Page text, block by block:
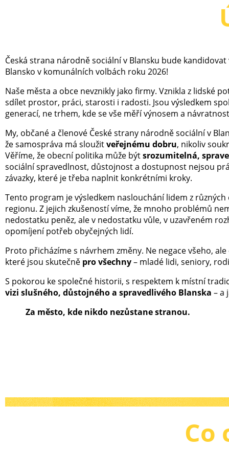
Česká strana národně sociální v Blansku bude kandidovat
Blansko v komunálních volbách roku 2026!
Naše města a obce nevznikly jako firmy. Vznikla z lidské
sdílet prostor, práci, starosti i radosti. Jsou výsledkem
generací, ne trhem, kde se vše měří výnosem a
My, občané a členové České strany národně sociální v
že samospráva má sloužitveřejnému dobru, nikoliv
Věříme, že obecní politika může býtsrozumitelná,
sociální spravedlnost, důstojnost a dostupnost nejsou
závazky, které je třeba naplnit konkrétními kroky.
Tento program je výsledkem naslouchání lidem z různých
regionu. Z jejich zkušeností víme, že mnoho problémů
nedostatku peněz, ale v nedostatku vůle, v uzavřeném
opomíjení potřeb obyčejných lidí.
Proto přicházíme s návrhem změny. Ne negace všeho, ale
které jsou skutečně pro všechny– mladé lidi, seniory,
S pokorou ke společné historii, s respektem k místní
vizi slušného, důstojného a spravedlivého Blanska – a
Za město, kde nikdo nezůstane stranou.
Co